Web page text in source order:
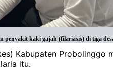
kaki gajah (filariasis) di tiga
Kabupaten
itu.